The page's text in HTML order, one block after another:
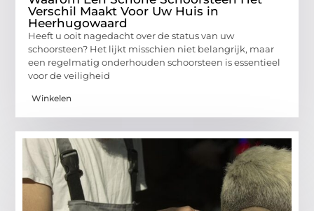
Verschil Maakt Voor Uw Huis in
Heerhugowaard
Heeft u ooit nagedacht over de status van uw
schoorsteen? Het lijkt misschien niet belangrijk, maar
een regelmatig onderhouden schoorsteen is essentieel
voor de veiligheid
Winkelen